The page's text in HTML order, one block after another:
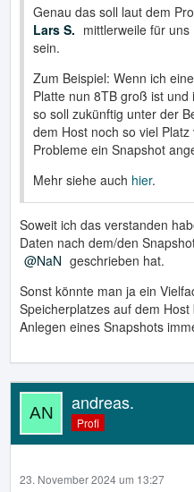
Genau das soll laut dem
Lars S. mittlerweile für
sein.
Zum Beispiel: Wenn ich
Platte nun 8TB groß ist
so soll zukünftig unter der
dem Host noch so viel
Probleme ein Snapshot
Mehr siehe auch hier.
Soweit ich das verstanden
Daten nach dem/den
NaN geschrieben hat.
Sonst könnte man ja ein
Speicherplatzes auf dem
Anlegen eines Snapshots
andreas.
Profi
23. November 2024 um 13:27